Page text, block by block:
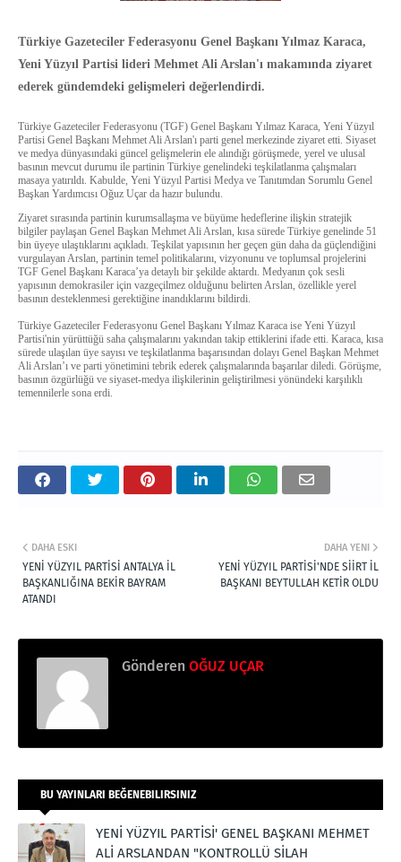
Türkiye Gazeteciler Federasyonu Genel Başkanı Yılmaz Karaca,
Yeni Yüzyıl Partisi lideri Mehmet Ali Arslan'ı makamında ziyaret
ederek gündemdeki gelişmeleri değerlendirdi.
Türkiye Gazeteciler Federasyonu (TGF) Genel Başkanı Yılmaz Karaca, Yeni Yüzyıl
Partisi Genel Başkanı Mehmet Ali Arslan'ı parti genel merkezinde ziyaret etti. Siyaset
ve medya dünyasındaki güncel gelişmelerin ele alındığı görüşmede, yerel ve ulusal
basının mevcut durumu ile partinin Türkiye genelindeki teşkilatlanma çalışmaları
masaya yatırıldı. Kabulde, Yeni Yüzyıl Partisi Medya ve Tanıtımdan Sorumlu Genel
Başkan Yardımcısı Oğuz Uçar da hazır bulundu.
Ziyaret sırasında partinin kurumsallaşma ve büyüme hedeflerine ilişkin stratejik
bilgiler paylaşan Genel Başkan Mehmet Ali Arslan, kısa sürede Türkiye genelinde 51
bin üyeye ulaştıklarını açıkladı. Teşkilat yapısının her geçen gün daha da güçlendiğini
vurgulayan Arslan, partinin temel politikalarını, vizyonunu ve toplumsal projelerini
TGF Genel Başkanı Karaca’ya detaylı bir şekilde aktardı. Medyanın çok sesli
yapısının demokrasiler için vazgeçilmez olduğunu belirten Arslan, özellikle yerel
basının desteklenmesi gerektiğine inandıklarını bildirdi.
Türkiye Gazeteciler Federasyonu Genel Başkanı Yılmaz Karaca ise Yeni Yüzyıl
Partisi'nin yürüttüğü saha çalışmalarını yakından takip ettiklerini ifade etti. Karaca, kısa
sürede ulaşılan üye sayısı ve teşkilatlanma başarısından dolayı Genel Başkan Mehmet
Ali Arslan’ı ve parti yönetimini tebrik ederek çalışmalarında başarılar diledi. Görüşme,
basının özgürlüğü ve siyaset-medya ilişkilerinin geliştirilmesi yönündeki karşılıklı
temennilerle sona erdi.
DAHA YENI
YENİ YÜZYIL PARTİSİ'NDE SİİRT İL
BAŞKANI BEYTULLAH KETİR OLDU
DAHA ESKI
YENİ YÜZYIL PARTİSİ ANTALYA İL
BAŞKANLIĞINA BEKİR BAYRAM
ATANDI
Gönderen OĞUZ UÇAR
BU YAYINLARI BEĞENEBILIRSINIZ
YENİ YÜZYIL PARTİSİ' GENEL BAŞKANI MEHMET
ALİ ARSLANDAN "KONTROLLÜ SİLAH